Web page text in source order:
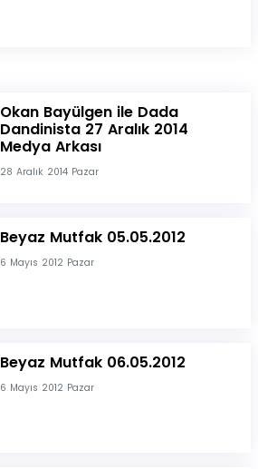
Okan Bayülgen ile Dada
Dandinista 27 Aralık 2014
Medya Arkası
28 Aralık 2014 Pazar
Beyaz Mutfak 05.05.2012
6 Mayıs 2012 Pazar
Beyaz Mutfak 06.05.2012
6 Mayıs 2012 Pazar